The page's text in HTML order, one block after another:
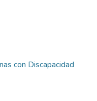
con Discapacidad